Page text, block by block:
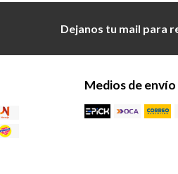
Dejanos tu mail para
Medios de envío